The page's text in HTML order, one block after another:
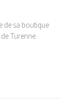
de sa boutique
Turenne.